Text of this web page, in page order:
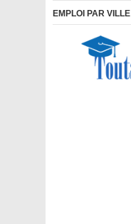
EMPLOI PAR VILLE